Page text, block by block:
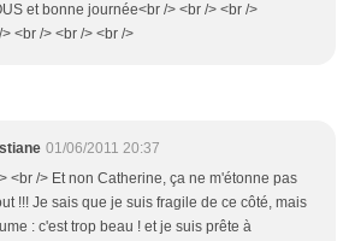
et bonne journée<br /> <br /> <br />
<br /> <br /> <br />
01/06/2011 20:37
<br /> Et non Catherine, ça ne m'étonne pas
!!! Je sais que je suis fragile de ce côté, mais
: c'est trop beau ! et je suis prête à